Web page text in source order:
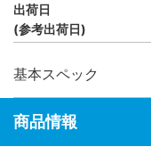
出荷日
(参考出荷日)
基本スペック
商品情報